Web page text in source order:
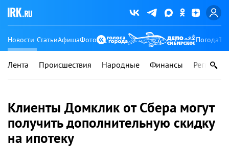
Новости СтатьиАфишаФото Погода
Лента Происшествия Народные Финансы Регионы
Клиенты Домклик от Сбера могут
получить дополнительную скидку
на ипотеку